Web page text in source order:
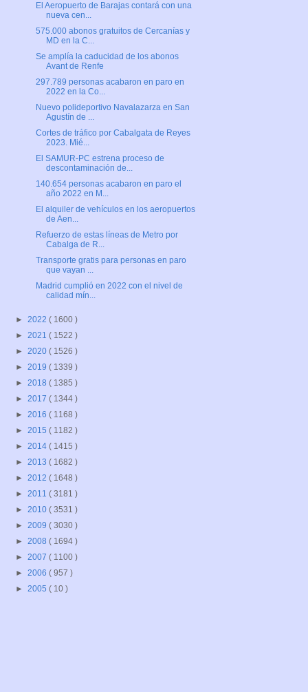
El Aeropuerto de Barajas contará con una
nueva cen...
575.000 abonos gratuitos de Cercanías y
MD en la C...
Se amplía la caducidad de los abonos
Avant de Renfe
297.789 personas acabaron en paro en
2022 en la Co...
Nuevo polideportivo Navalazarza en San
Agustín de ...
Cortes de tráfico por Cabalgata de Reyes
2023. Mié...
El SAMUR-PC estrena proceso de
descontaminación de...
140.654 personas acabaron en paro el
año 2022 en M...
El alquiler de vehículos en los aeropuertos
de Aen...
Refuerzo de estas líneas de Metro por
Cabalga de R...
Transporte gratis para personas en paro
que vayan ...
Madrid cumplió en 2022 con el nivel de
calidad mín...
► 2022 ( 1600 )
► 2021 ( 1522 )
► 2020 ( 1526 )
► 2019 ( 1339 )
► 2018 ( 1385 )
► 2017 ( 1344 )
► 2016 ( 1168 )
► 2015 ( 1182 )
► 2014 ( 1415 )
► 2013 ( 1682 )
► 2012 ( 1648 )
► 2011 ( 3181 )
► 2010 ( 3531 )
► 2009 ( 3030 )
► 2008 ( 1694 )
► 2007 ( 1100 )
► 2006 ( 957 )
► 2005 ( 10 )